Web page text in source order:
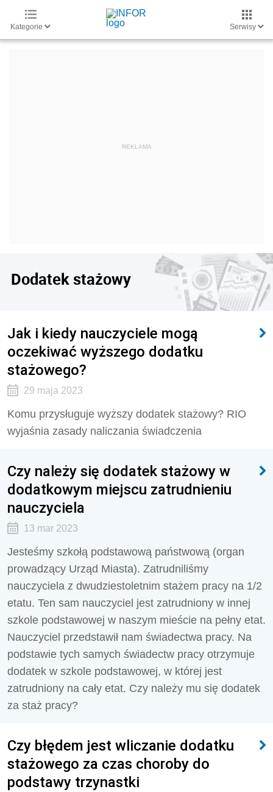
Kategorie Serwisy
Dodatek stażowy
Jak i kiedy nauczyciele mogą
oczekiwać wyższego dodatku
stażowego?
29 maja 2023
Komu przysługuje wyższy dodatek stażowy? RIO
wyjaśnia zasady naliczania świadczenia
Czy należy się dodatek stażowy w
dodatkowym miejscu zatrudnieniu
nauczyciela
13 mar 2023
Jesteśmy szkołą podstawową państwową (organ
prowadzący Urząd Miasta). Zatrudniliśmy
nauczyciela z dwudziestoletnim stażem pracy na 1/2
etatu. Ten sam nauczyciel jest zatrudniony w innej
szkole podstawowej w naszym mieście na pełny etat.
Nauczyciel przedstawił nam świadectwa pracy. Na
podstawie tych samych świadectw pracy otrzymuje
dodatek w szkole podstawowej, w której jest
zatrudniony na cały etat. Czy należy mu się dodatek
za staż pracy?
Czy błędem jest wliczanie dodatku
stażowego za czas choroby do
podstawy trzynastki